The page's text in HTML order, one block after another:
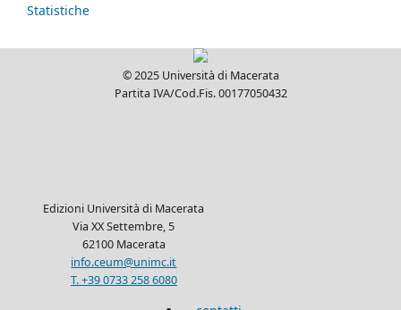
Statistiche
© 2025 Università di Macerata
Partita IVA/Cod.Fis. 00177050432
Edizioni Università di Macerata
Via XX Settembre, 5
62100 Macerata
info.ceum@unimc.it
T. +39 0733 258 6080